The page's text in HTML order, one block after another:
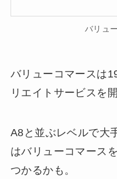
バリュ
バリューコマースは
リエイトサービスを
A8と並ぶレベルで大
はバリューコマース
つかるかも。